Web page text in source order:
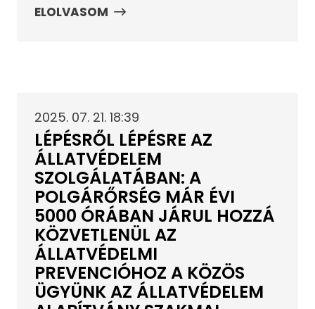
ELOLVASOM
2025. 07. 21. 18:39
LÉPÉSRŐL LÉPÉSRE AZ
ÁLLATVÉDELEM
SZOLGÁLATÁBAN: A
POLGÁRŐRSÉG MÁR ÉVI
5000 ÓRÁBAN JÁRUL HOZZÁ
KÖZVETLENÜL AZ
ÁLLATVÉDELMI
PREVENCIÓHOZ A KÖZÖS
ÜGYÜNK AZ ÁLLATVÉDELEM